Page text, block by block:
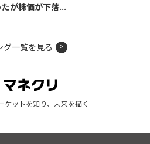
が株価が下落...
グ一覧を見る
ケットを知り、未来を描く